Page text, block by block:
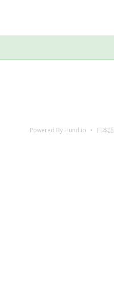
Powered By Hund.io 日本語